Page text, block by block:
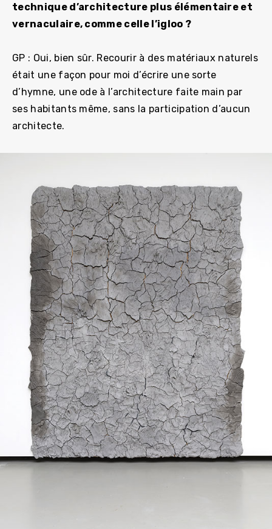
technique d’architecture plus élémentaire et
vernaculaire, comme celle l’igloo ?
GP : Oui, bien sûr. Recourir à des matériaux naturels
était une façon pour moi d’écrire une sorte
d’hymne, une ode à l’architecture faite main par
ses habitants même, sans la participation d’aucun
architecte.